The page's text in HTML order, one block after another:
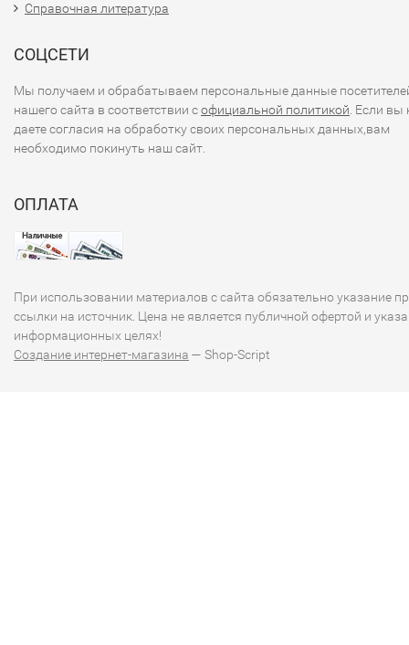
Справочная литература
СОЦСЕТИ
Мы получаем и обрабатываем персональные данные
нашего сайта в соответствии софициальной политикой. Если вы
даете согласия на обработку своих персональных данных,вам
необходимо покинуть наш сайт.
ОПЛАТА
При использовании материалов с сайта обязательно указание
ссылки на источник. Цена не является публичной офертой и
информационных целях!
Создание интернет-магазина — Shop-Script